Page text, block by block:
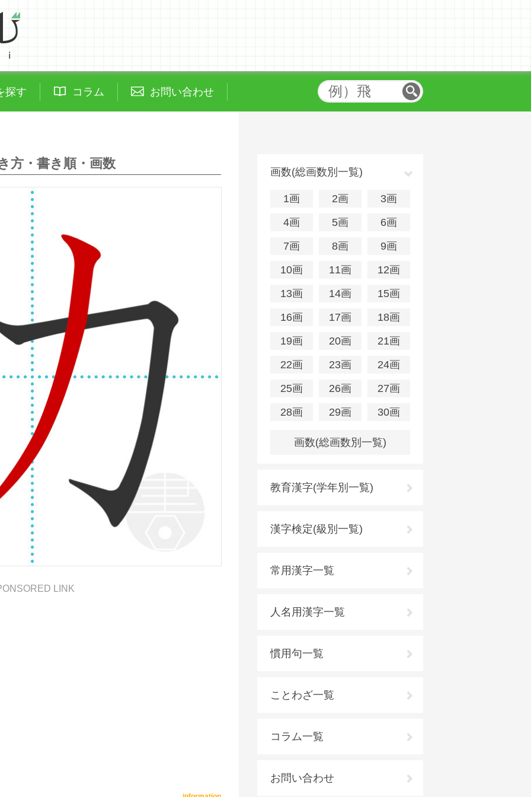
探す コラム お問い合わせ
方・書き順・画数
LINK
画数(総画数別一覧)
1画 2画
3画
4画
5画
6画
7画
8画
9画
10画
11画
12画
13画
14画
15画
16画
17画
18画
19画
20画
21画
22画
23画
24画
25画
26画
27画
28画
29画 30画
画数(総画数別一覧)
教育漢字(学年別一覧)
漢字検定(級別一覧)
常用漢字一覧
人名用漢字一覧
慣用句一覧
ことわざ一覧
コラム一覧
お問い合わせ